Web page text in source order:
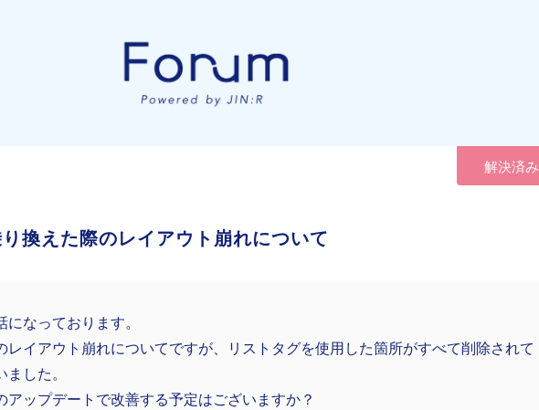
解決済み
換えた際のレイアウト崩れについて
になっております。
レイアウト崩れについてですが、リストタグを使用した箇所がすべて削除されて
した。
アップデートで改善する予定はございますか？